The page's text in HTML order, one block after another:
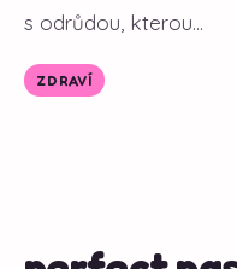
s odrůdou, kterou...
ZDRAVÍ